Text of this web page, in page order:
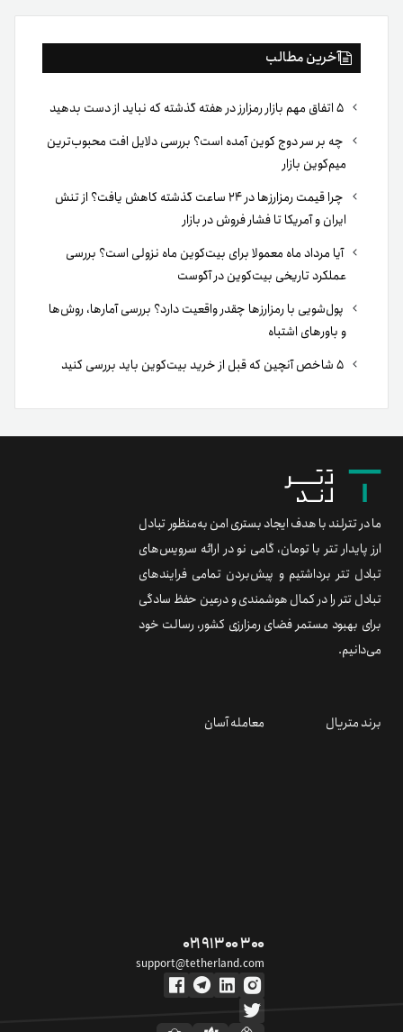
آخرین مطالب
چه بر سر دوج کوین آمده است؟ بررسی دلایل افت محبوب‌ترین
میم‌کوین بازار
چرا قیمت رمزارزها در ۲۴ ساعت گذشته کاهش یافت؟ از تنش
ایران و آمریکا تا فشار فروش در بازار
آیا مرداد ماه معمولا برای بیت‌کوین ماه نزولی است؟ بررسی
عملکرد تاریخی بیت‌کوین در آگوست
پول‌شویی با رمزارزها چقدر واقعیت دارد؟ بررسی آمارها، روش‌ها
و باورهای اشتباه
ما در تترلند با هدف ایجاد بستری امن به‌منظور تبادل
ارز پایدار تتر با تومان، گامی نو در ارائه سرویس‌های
تبادل تتر برداشتیم و پیش‌بردن تمامی فرایندهای
تبادل تتر را در کمال هوشمندی و درعین حفظ سادگی
برای بهبود مستمر فضای رمزارزی کشور، رسالت خود
می‌دانیم.
برند متریال معامله آسان
۰۲۱ ۹۱ ۳۰۰ ۳۰۰
support@tetherland.com